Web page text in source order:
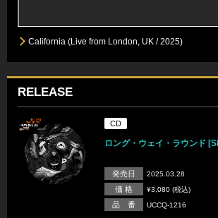
California (Live from London, UK / 2025)
RELEASE
CD
ロング・ウェイ・ラウンド
発売日 2025.03.28
価 格 ¥3,080 (税込)
品 番 UCCQ-1216